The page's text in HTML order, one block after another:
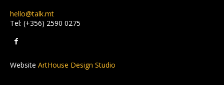
hello@talk.mt
Tel: (+356) 2590 0275
Website ArtHouse Design Studio